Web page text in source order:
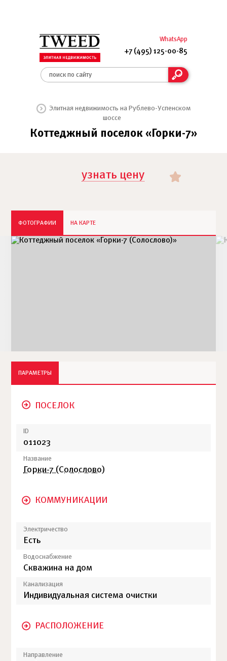
WhatsApp
+7 (495) 125-00-85
Элитная недвижимость на Рублево-Успенском
шоссе
Коттеджный поселок «Горки-7»
узнать цену
ФОТОГРАФИИ НА КАРТЕ
ПАРАМЕТРЫ
ПОСЕЛОК
ID
011023
Название
Горки-7 (Солослово)
КОММУНИКАЦИИ
Электричество
Есть
Водоснабжение
Скважина на дом
Канализация
Индивидуальная система очистки
РАСПОЛОЖЕНИЕ
Направление